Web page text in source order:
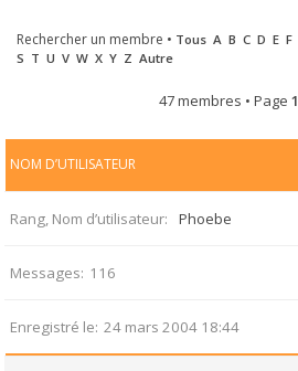
Rechercher un membre • Tous A B C D E F
S T U V W X Y Z Autre
47 membres • Page 1
NOM D’UTILISATEUR
Rang, Nom d’utilisateur Phoebe
Messages 116
Enregistré le 24 mars 2004 18:44